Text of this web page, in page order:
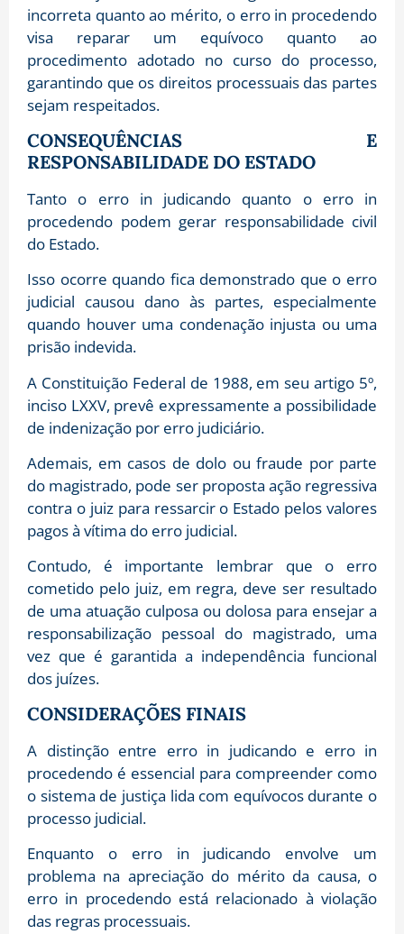
incorreta quanto ao mérito, o erro in procedendo
visa reparar um equívoco quanto ao
procedimento adotado no curso do processo,
garantindo que os direitos processuais das partes
sejam respeitados.
CONSEQUÊNCIAS E
RESPONSABILIDADE DO ESTADO
Tanto o erro in judicando quanto o erro in
procedendo podem gerar responsabilidade civil
do Estado.
Isso ocorre quando fica demonstrado que o erro
judicial causou dano às partes, especialmente
quando houver uma condenação injusta ou uma
prisão indevida.
A Constituição Federal de 1988, em seu artigo 5º,
inciso LXXV, prevê expressamente a possibilidade
de indenização por erro judiciário.
Ademais, em casos de dolo ou fraude por parte
do magistrado, pode ser proposta ação regressiva
contra o juiz para ressarcir o Estado pelos valores
pagos à vítima do erro judicial.
Contudo, é importante lembrar que o erro
cometido pelo juiz, em regra, deve ser resultado
de uma atuação culposa ou dolosa para ensejar a
responsabilização pessoal do magistrado, uma
vez que é garantida a independência funcional
dos juízes.
CONSIDERAÇÕES FINAIS
A distinção entre erro in judicando e erro in
procedendo é essencial para compreender como
o sistema de justiça lida com equívocos durante o
processo judicial.
Enquanto o erro in judicando envolve um
problema na apreciação do mérito da causa, o
erro in procedendo está relacionado à violação
das regras processuais.